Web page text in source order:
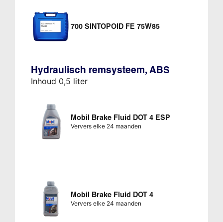
700 SINTOPOID FE 75W85
Hydraulisch remsysteem, ABS
Inhoud 0,5 liter
Mobil Brake Fluid DOT 4 ESP
Ververs elke 24 maanden
Mobil Brake Fluid DOT 4
Ververs elke 24 maanden